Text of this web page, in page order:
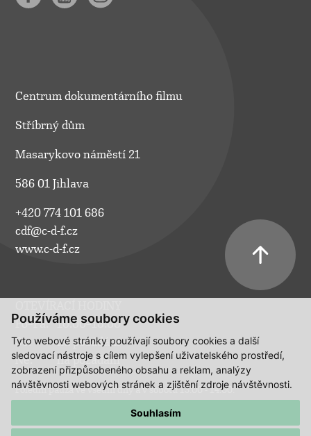
Používáme soubory cookies
Tyto webové stránky používají soubory cookies a další
sledovací nástroje s cílem vylepšení uživatelského prostředí,
zobrazení přizpůsobeného obsahu a reklam, analýzy
návštěvnosti webových stránek a zjištění zdroje návštěvnosti.
Souhlasím
Centrum dokumentárního filmu
Stříbrný dům
Masarykovo náměstí 21
586 01 Jihlava
+420 774 101 686
cdf@c-d-f.cz
www.c-d-f.cz
Po–Pá:
10.00–18.00
So:
na požádání
Ne:
na požádání
Polední pauza ve všední dny a v sobotu 13:00 - 14:00.